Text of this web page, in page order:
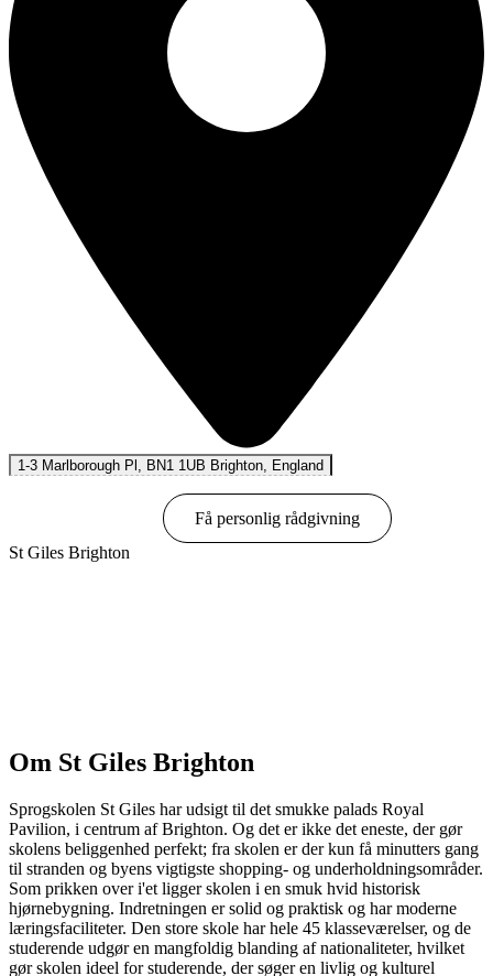
1-3 Marlborough Pl, BN1 1UB Brighton, England
Få personlig rådgivning
St Giles Brighton
Om St Giles Brighton
Sprogskolen St Giles har udsigt til det smukke palads Royal
Pavilion, i centrum af Brighton. Og det er ikke det eneste, der gør
skolens beliggenhed perfekt; fra skolen er der kun få minutters gang
til stranden og byens vigtigste shopping- og underholdningsområder.
Som prikken over i'et ligger skolen i en smuk hvid historisk
hjørnebygning. Indretningen er solid og praktisk og har moderne
læringsfaciliteter. Den store skole har hele 45 klasseværelser, og de
studerende udgør en mangfoldig blanding af nationaliteter, hvilket
gør skolen ideel for studerende, der søger en livlig og kulturel